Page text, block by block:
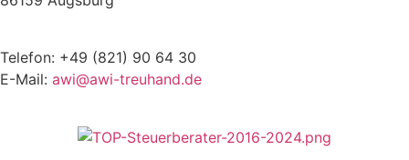
Telefon: +49 (821) 90 64 30
E-Mail: awi@awi-treuhand.de